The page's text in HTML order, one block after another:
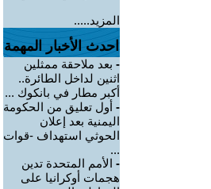
المزيد.....
احدث الأخبار المهمة
- بعد ملاحقة ممثلين
اثنين لداخل الطائرة..
أكبر مطار في بانكوك ...
- أول تعليق من الحكومة
اليمنية بعد إعلان
الحوثي استهداف -قوات
...
- الأمم المتحدة تدين
هجمات أوكرانيا على